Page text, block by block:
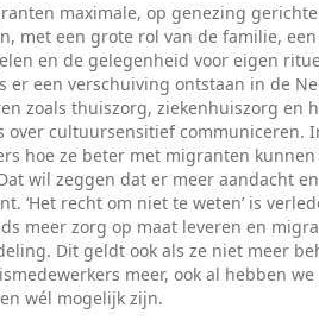
maximale, op genezing
met een grote rol van de familie,
en de gelegenheid voor eigen
er een verschuiving ontstaan in de
zoals thuiszorg, ziekenhuiszorg en
cultuursensitief communiceren.
hoe ze beter met migranten
wil zeggen dat er meer aandacht
‘Het recht om niet te weten’ is
meer zorg op maat leveren en
Dit geldt ook als ze niet meer
meer, ook al hebben
wél mogelijk zijn.